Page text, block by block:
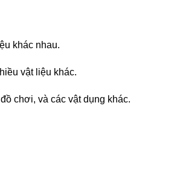
khác nhau.
vật liệu khác.
chơi, và các vật dụng khác.